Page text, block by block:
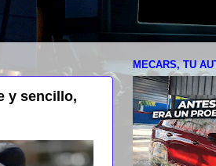
y sencillo,
MECARS, TU